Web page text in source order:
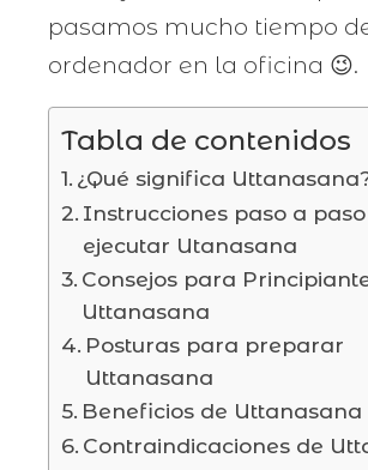
pasamos mucho tiempo
ordenador en la oficina 😉.
Tabla de contenidos
¿Qué significa
Instrucciones paso a
ejecutar Utanasana
Consejos para
Uttanasana
Posturas para preparar
Uttanasana
Beneficios de Uttanasana
Contraindicaciones de